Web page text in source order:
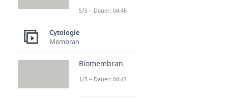
5/5 – Dauer: 04:48
Cytologie
Membran
Biomembran
1/5 – Dauer: 04:43